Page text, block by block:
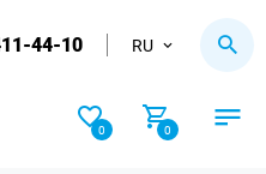
44-10 RU
0 0